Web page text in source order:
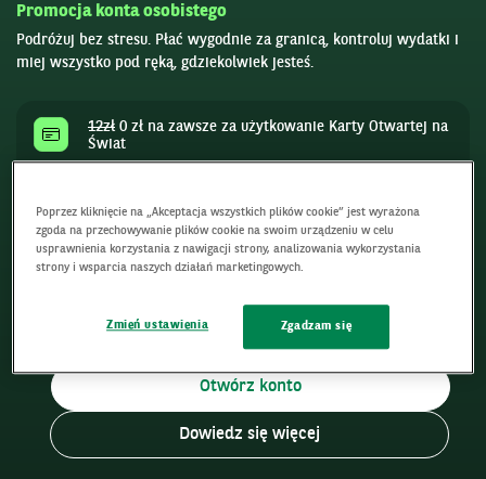
Promocja konta osobistego
Podróżuj bez stresu. Płać wygodnie za granicą, kontroluj wydatki i
miej wszystko pod ręką, gdziekolwiek jesteś.
12zł 0 zł na zawsze za użytkowanie Karty Otwartej na
Świat
0 zł za wypłaty z bankomatów za granicą
Otwórz konto
Dowiedz się więcej
Poprzez kliknięcie na „Akceptacja wszystkich plików cookie” jest wyrażona
zgoda na przechowywanie plików cookie na swoim urządzeniu w celu
usprawnienia korzystania z nawigacji strony, analizowania wykorzystania
strony i wsparcia naszych działań marketingowych.
Zmień ustawienia Zgadzam się